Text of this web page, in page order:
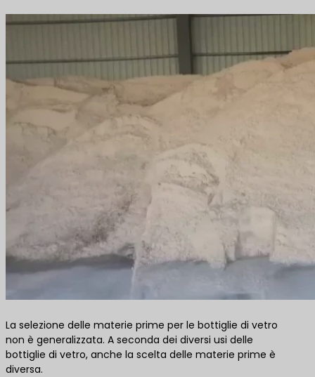
La selezione delle materie prime per le bottiglie di vetro
non è generalizzata. A seconda dei diversi usi delle
bottiglie di vetro, anche la scelta delle materie prime è
diversa.